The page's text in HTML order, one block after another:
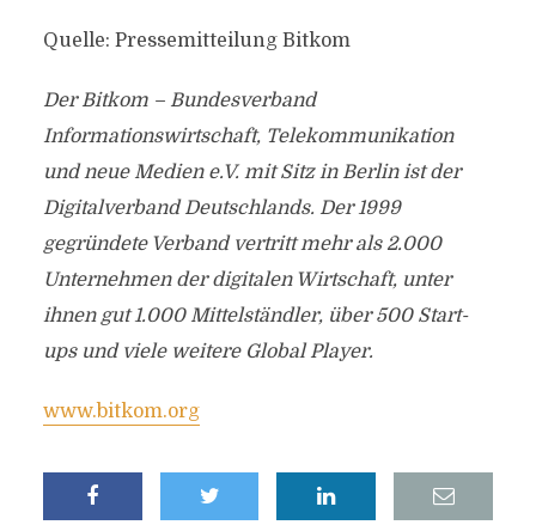
Quelle: Pressemitteilung Bitkom
Der Bitkom – Bundesverband
Informationswirtschaft, Telekommunikation
und neue Medien e.V. mit Sitz in Berlin ist der
Digitalverband Deutschlands. Der 1999
gegründete Verband vertritt mehr als 2.000
Unternehmen der digitalen Wirtschaft, unter
ihnen gut 1.000 Mittelständler, über 500 Start-
ups und viele weitere Global Player.
www.bitkom.org